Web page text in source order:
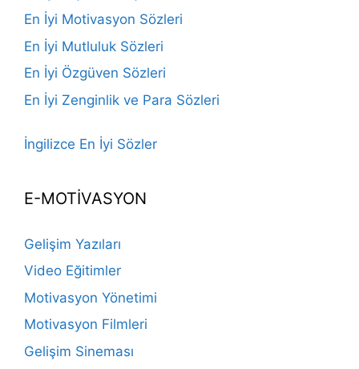
En İyi Motivasyon Sözleri
En İyi Mutluluk Sözleri
En İyi Özgüven Sözleri
En İyi Zenginlik ve Para Sözleri
İngilizce En İyi Sözler
E-MOTİVASYON
Gelişim Yazıları
Video Eğitimler
Motivasyon Yönetimi
Motivasyon Filmleri
Gelişim Sineması